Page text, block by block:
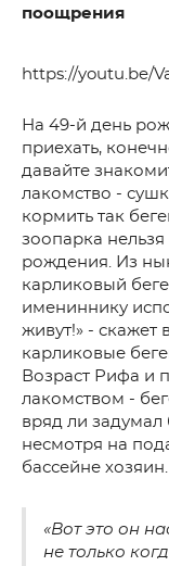
поощрения
https://youtu.be/
На 49-й день
приехать,
давайте
лакомство -
кормить так
зоопарка
рождения. Из
карликовый
имениннику
живут!» -
карликовые
Возраст Рифа и
лакомством -
вряд ли задумал
несмотря на
бассейне хозяин.
«Вот это он
не только